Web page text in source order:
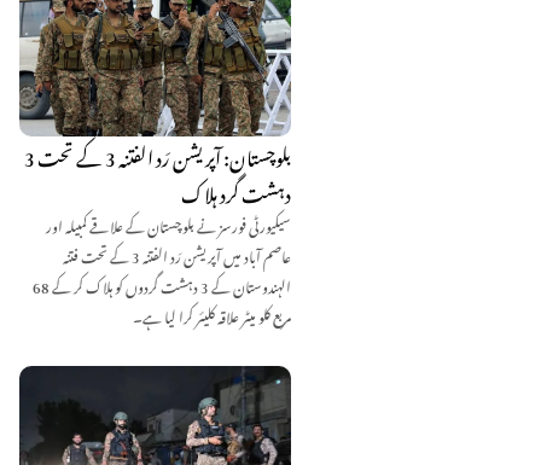
بلوچستان: آپریشن رَد الفتنہ 3 کے تحت 3
دہشت گرد ہلاک
سیکیورٹی فورسز نے بلوچستان کے علاقے کمبیلہ اور
عاصم آباد میں آپریشن رَد الفتنہ 3 کے تحت فتنہ
الہندوستان کے 3 دہشت گردوں کو ہلاک کر کے 68
مربع کلو میٹر علاقہ کلیئر کرا لیا ہے۔